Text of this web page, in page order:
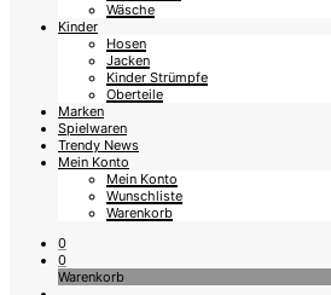
Wäsche
Kinder
Hosen
Jacken
Kinder Strümpfe
Oberteile
Marken
Spielwaren
Trendy News
Mein Konto
Mein Konto
Wunschliste
Warenkorb
0
0
Warenkorb